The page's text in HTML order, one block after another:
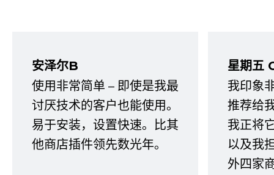
安泽尔B
使用非常简单 – 即使是我最
讨厌技术的客户也能使用。
易于安装，设置快速。比其
他商店插件领先数光年。
星期五
我印象
推荐给
我正将
以及我
外四家